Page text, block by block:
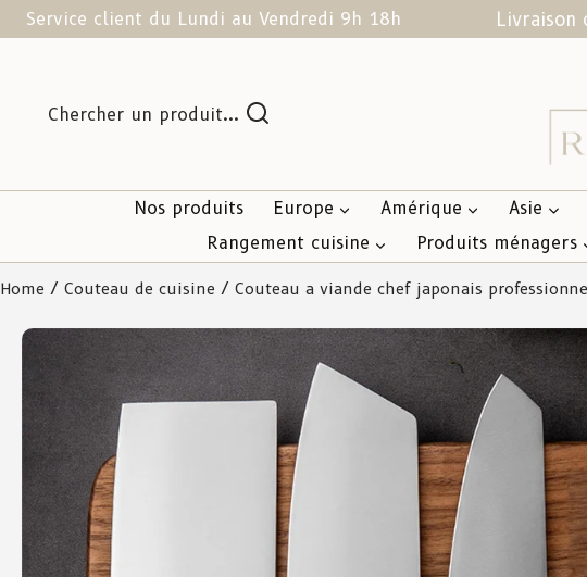
Service client du Lundi au Vendredi 9h 18h Livraison
Chercher un produit...
Nos produits Europe Amérique Asie
Rangement cuisine
Produits ménagers
Home / Couteau de cuisine / Couteau a viande chef japonais